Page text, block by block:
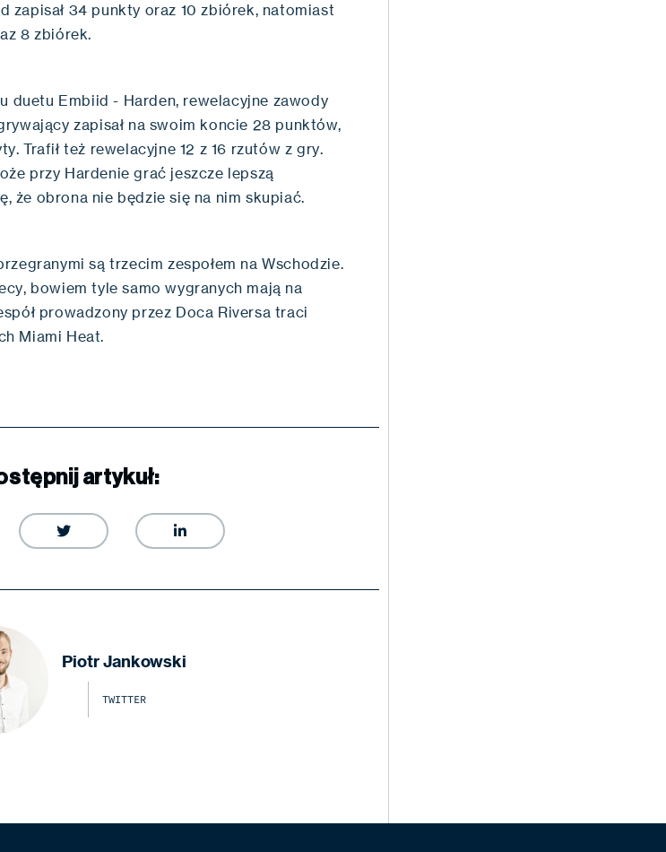
zapisał 34 punkty oraz 10 zbiórek, natomiast
8 zbiórek.
duetu Embiid - Harden, rewelacyjne zawody
zapisał na swoim koncie 28 punktów,
Trafił też rewelacyjne 12 z 16 rzutów z gry.
przy Hardenie grać jeszcze lepszą
że obrona nie będzie się na nim skupiać.
są trzecim zespołem na Wschodzie.
bowiem tyle samo wygranych mają na
prowadzony przez Doca Riversa traci
Miami Heat.
artykuł:
 
Piotr Jankowski
TWITTER